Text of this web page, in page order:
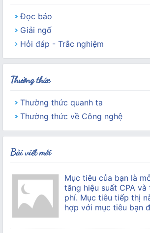
Đọc báo
Giải ngố
Hỏi đáp - Trắc nghiệm
Thường thức
Thường thức quanh ta
Thường thức về Công nghệ
Bài viết mới
Mục tiêu của bạn là
tăng hiệu suất CPA
phí. Mục tiêu tiếp thị
hợp với mục tiêu bạn